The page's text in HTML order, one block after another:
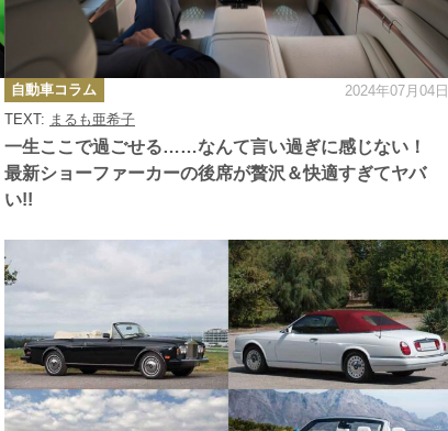
一生ここで過ごせる……なんて言い過ぎに感じない！
最新ショーファーカーの後席が贅沢＆快適すぎてヤバ
い!!
TEXT: まるも亜希子
カ
テ
ゴ
リ
自動車コラム 2024年07月04日